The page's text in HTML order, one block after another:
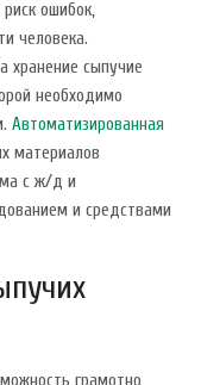
ошибок,
человека.
хранение сыпучие
необходимо
Автоматизированная
материалов
с ж/д и
и средствами
грамотно